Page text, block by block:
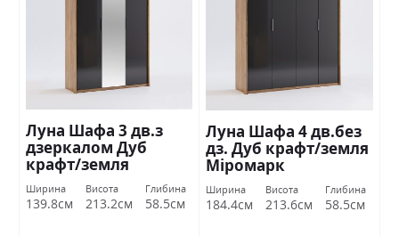
Луна Шафа 3 дв.з
дзеркалом Дуб
крафт/земля
Міромарк
Ширина
139.8см
Висота
213.2см
Глибина
58.5см
Луна Шафа 4 дв.без
дз. Дуб крафт/земля
Міромарк
Ширина
184.4см
Висота
213.6см
Глибина
58.5см